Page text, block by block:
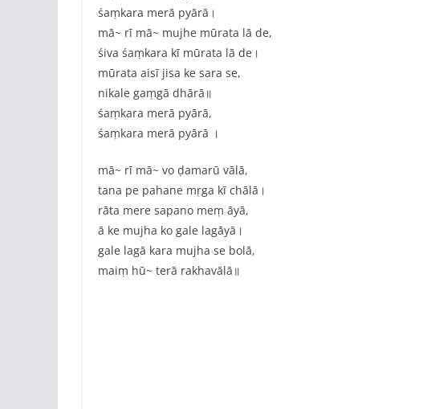
śaṃkara merā pyārā।
mā~ rī mā~ mujhe mūrata lā de,
śiva śaṃkara kī mūrata lā de।
mūrata aisī jisa ke sara se,
nikale gaṃgā dhārā॥
śaṃkara merā pyārā,
śaṃkara merā pyārā ।
mā~ rī mā~ vo ḍamarū vālā,
tana pe pahane mṛga kī chālā।
rāta mere sapano meṃ āyā,
ā ke mujha ko gale lagāyā।
gale lagā kara mujha se bolā,
maiṃ hū~ terā rakhavālā॥